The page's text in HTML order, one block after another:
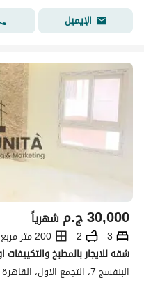
الإيميل
ج.م30,000 شهرياً
3
2
200 متر مربع
شقه للايجار بالمطبخ والتكييفات اول
البنفسج 7، التجمع الاول، القاهرة الجديدة، القاهرة